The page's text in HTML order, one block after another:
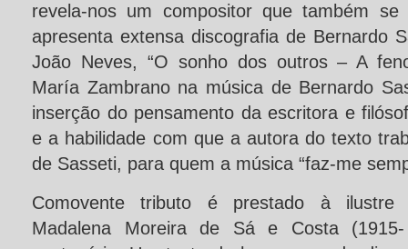
revela-nos um compositor que também
apresenta extensa discografia de Bernardo
João Neves, “O sonho dos outros – A
María Zambrano na música de Bernardo
inserção do pensamento da escritora e
e a habilidade com que a autora do texto
de Sasseti, para quem a música “faz-me
Comovente tributo é prestado à ilustre
Madalena Moreira de Sá e Costa